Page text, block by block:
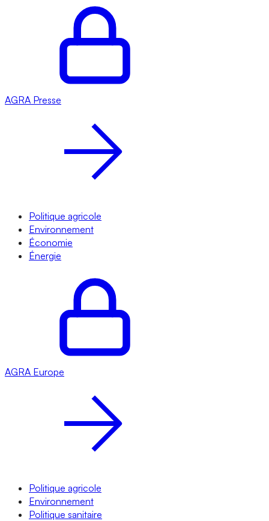
AGRA Presse
Politique agricole
Environnement
Économie
Énergie
AGRA Europe
Politique agricole
Environnement
Politique sanitaire